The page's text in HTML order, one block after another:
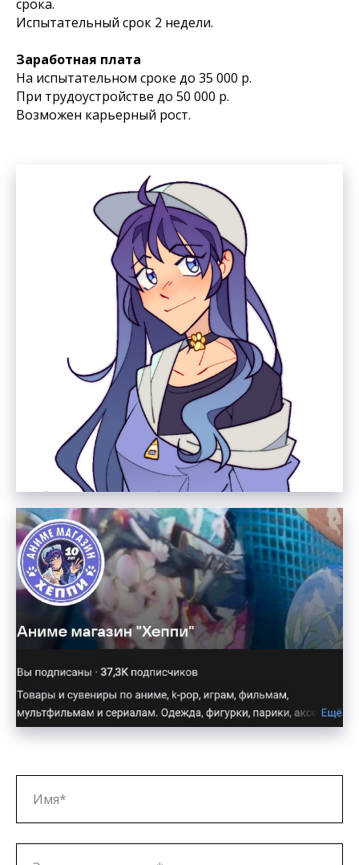
срока.
Испытательный срок 2 недели.
Заработная плата
На испытательном сроке до 35 000 р.
При трудоустройстве до 50 000 р.
Возможен карьерный рост.